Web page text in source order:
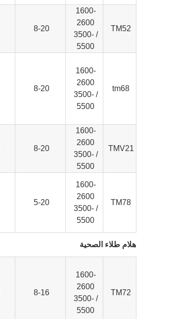
TM52
1600-
2600
/ 3500-
5500
8-20
tm68
1600-
2600
/ 3500-
5500
8-20
TMV21
1600-
2600
/ 3500-
5500
8-20
TM78
1600-
2600
/ 3500-
5500
5-20
هلام طلاء الصحية
TM72
1600-
2600
/ 3500-
5500
8-16